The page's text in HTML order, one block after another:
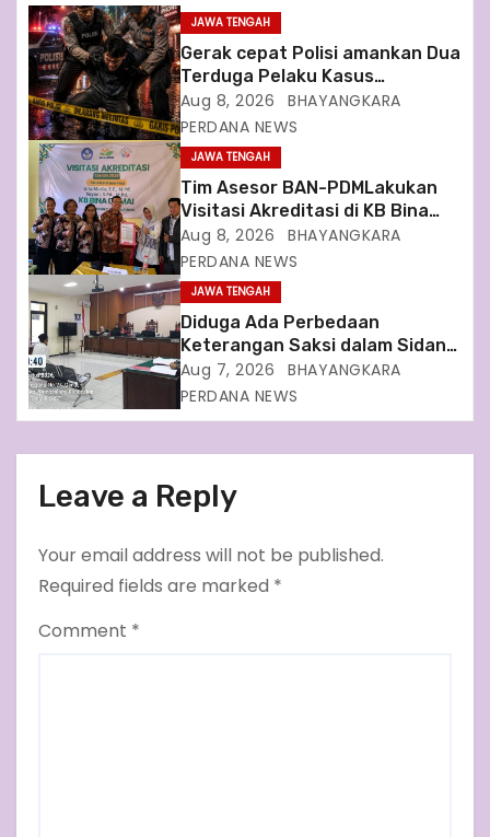
a
t
i
o
n
JAWA TENGAH
Gerak cepat Polisi amankan Dua
Terduga Pelaku Kasus
Perampokan Counter HP Royal
Phone di Ambarawa
Aug 8, 2026
BHAYANGKARA
PERDANA NEWS
JAWA TENGAH
Tim Asesor BAN-PDMLakukan
Visitasi Akreditasi di KB Bina
Damai
Aug 8, 2026
BHAYANGKARA
PERDANA NEWS
JAWA TENGAH
Diduga Ada Perbedaan
Keterangan Saksi dalam Sidang
Dugaan Pinjaman Fiktif KSSPS
Nur Insani, Kuasa Hukum
Terdakwa Soroti Fakta
Aug 7, 2026
BHAYANGKARA
PERDANA NEWS
Leave a Reply
Your email address will not be published.
Required fields are marked *
Comment *